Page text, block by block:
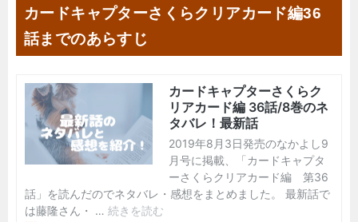
カードキャプターさくらクリアカード編36
話までのあらすじ